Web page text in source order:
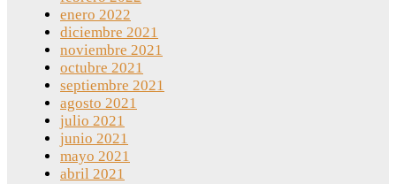
enero 2022
diciembre 2021
noviembre 2021
octubre 2021
septiembre 2021
agosto 2021
julio 2021
junio 2021
mayo 2021
abril 2021